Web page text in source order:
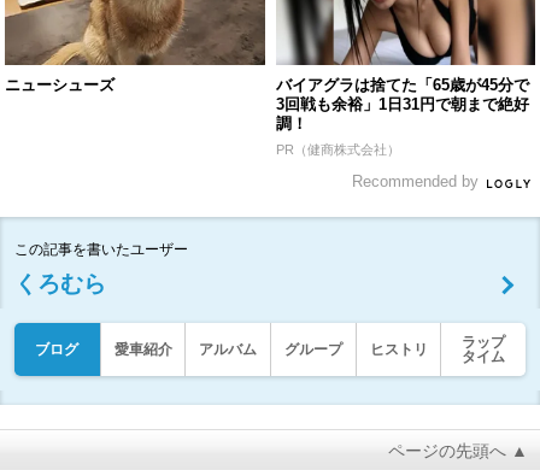
ニューシューズ
バイアグラは捨てた「65歳が45分で
3回戦も余裕」1日31円で朝まで絶好
調！
PR（健商株式会社）
Recommended by
この記事を書いたユーザー
くろむら
ブログ 愛車紹介 アルバム グループ ヒストリ
ラップ
タイム
ページの先頭へ ▲